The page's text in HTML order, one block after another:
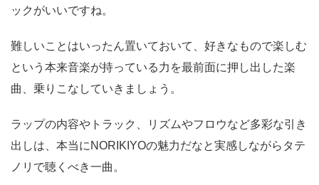
ックがいいですね。
難しいことはいったん置いておいて、好きなもので楽しむ
という本来音楽が持っている力を最前面に押し出した楽
曲、乗りこなしていきましょう。
ラップの内容やトラック、リズムやフロウなど多彩な引き
出しは、本当にNORIKIYOの魅力だなと実感しながらタテ
ノリで聴くべき一曲。